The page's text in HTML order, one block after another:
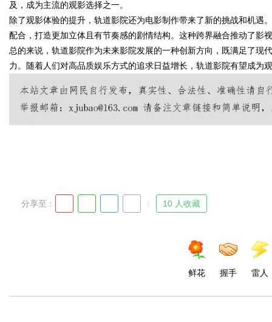
Bo
及，成为主流的观影选择之一。
除了观影体验的提升，轨道影院还为电影制作带来了新的挑战和机遇
配合，打造更加立体且有节奏感的剧情结构。这种跨界融合推动了影
总的来说，轨道影院作为未来影院发展的一种创新方向，既满足了现
力。随着人们对高品质娱乐方式的追求日益增长，轨道影院有望成为
分享至 : 10 人收藏
鲜花 握手 雷人